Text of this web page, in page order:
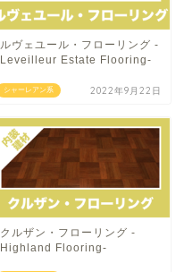
シャーレアン系
ルヴェユール・フローリング -
Leveilleur Estate Flooring-
2022年9月22日
クルザン・フローリング -
Highland Flooring-